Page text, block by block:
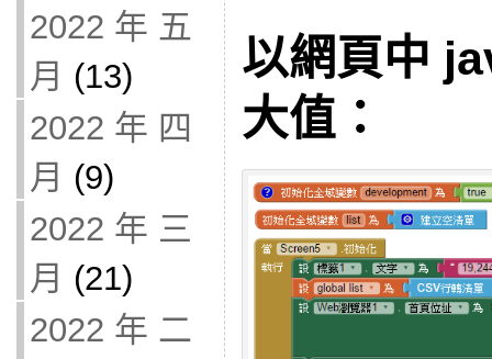
2022 年 五
月 (13)
2022 年 四
月 (9)
2022 年 三
月 (21)
2022 年 二
以網頁中
大值：